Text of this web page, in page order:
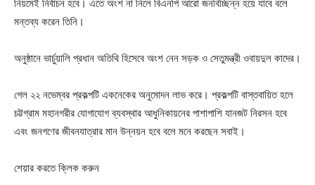
নিয়মেই নির্বাচন হবে। এতে অংশ না নিলে বিএনপি আরো জনবিচ্ছিন্ন হয়ে যাবে বলে
মন্তব্য করেন তিনি।
অনুষ্ঠানে ভার্চুয়ালি প্রধান অতিথি হিসেবে অংশ নেন সড়ক ও সেতুমন্ত্রী ওবায়দুল কাদের।
গেল ২২ নভেম্বর প্রকল্পটি একনেকের অনুমোদন লাভ করে। প্রকল্পটি বাস্তবায়িত হলে
চট্টগ্রাম মহানগরীর যোগাযোগ ব্যবস্থার আধুনিকায়নের পাশাপাশি যানজট নিরসন হবে
এবং জনগণের জীবনযাত্রার মান উন্নয়ন হবে বলে মনে করছেন সবাই।
শেয়ার করতে ক্লিক করুন